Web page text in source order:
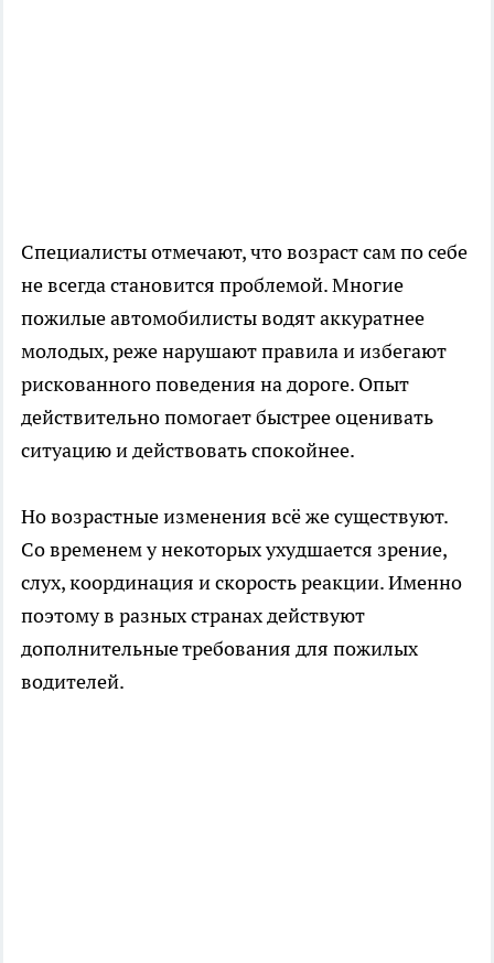
Специалисты отмечают, что возраст сам по себе
не всегда становится проблемой. Многие
пожилые автомобилисты водят аккуратнее
молодых, реже нарушают правила и избегают
рискованного поведения на дороге. Опыт
действительно помогает быстрее оценивать
ситуацию и действовать спокойнее.
Но возрастные изменения всё же существуют.
Со временем у некоторых ухудшается зрение,
слух, координация и скорость реакции. Именно
поэтому в разных странах действуют
дополнительные требования для пожилых
водителей.